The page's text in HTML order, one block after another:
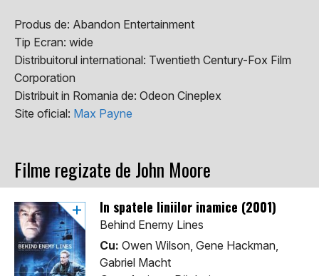
Produs de: Abandon Entertainment
Tip Ecran: wide
Distribuitorul international: Twentieth Century-Fox Film
Corporation
Distribuit in Romania de: Odeon Cineplex
Site oficial: Max Payne
Filme regizate de John Moore
In spatele liniilor inamice (2001)
Behind Enemy Lines
Cu: Owen Wilson, Gene Hackman,
Gabriel Macht